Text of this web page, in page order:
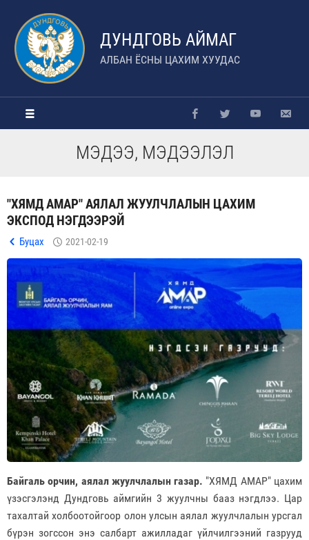
ДУНДГОВЬ АЙМАГ
АЛБАН ЁСНЫ ЦАХИМ ХУУДАС
МЭДЭЭ, МЭДЭЭЛЭЛ
"ХЯМД АМАР" АЯЛАЛ ЖУУЛЧЛАЛЫН ЦАХИМ
ЭКСПОД НЭГДЭЭРЭЙ
Буцах 2021-02-19
Байгаль орчин, аялал жуулчлалын газар. "ХЯМД АМАР" цахим
үзэсгэлэнд Дундговь аймгийн 3 жуулчны бааз нэгдлээ. Цар
тахалтай холбоотойгоор олон улсын аялал жуулчлалын урсгал
бүрэн зогссон энэ салбарт ажилладаг үйлчилгээний газрууд